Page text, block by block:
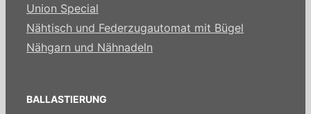
Union Special
Nähtisch und Federzugautomat mit Bügel
Nähgarn und Nähnadeln
BALLASTIERUNG